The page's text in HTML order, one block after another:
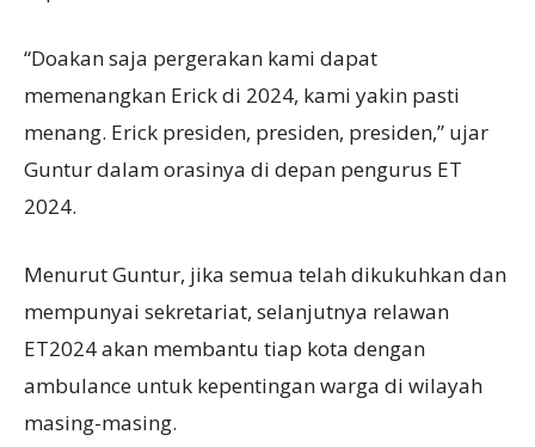
“Doakan saja pergerakan kami dapat
memenangkan Erick di 2024, kami yakin pasti
menang. Erick presiden, presiden, presiden,” ujar
Guntur dalam orasinya di depan pengurus ET
2024.
Menurut Guntur, jika semua telah dikukuhkan dan
mempunyai sekretariat, selanjutnya relawan
ET2024 akan membantu tiap kota dengan
ambulance untuk kepentingan warga di wilayah
masing-masing.